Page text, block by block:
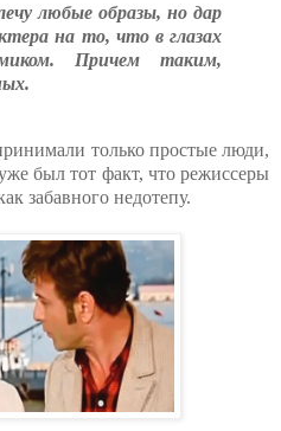
любые образы, но дар
на то, что в глазах
Причем таким,
только простые люди,
был тот факт, что режиссеры
забавного недотепу.